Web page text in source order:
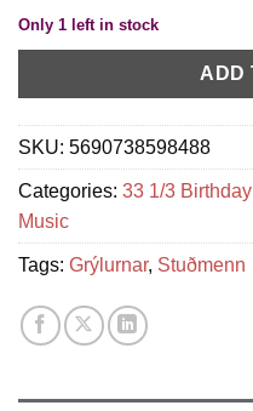
Only 1 left in stock
ADD
SKU: 5690738598488
Categories: 33 1/3
Music
Tags: Grýlurnar, Stuðmenn